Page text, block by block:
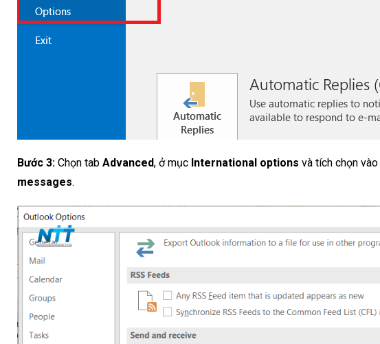
Bước 3: Chọn tab Advanced, ở mục International options và tích chọn vào
messages.